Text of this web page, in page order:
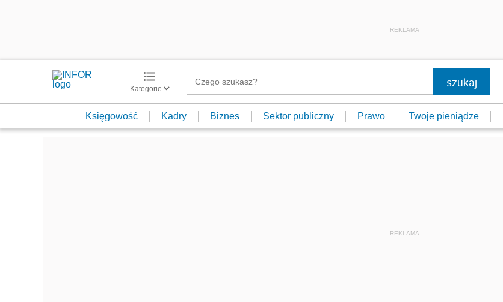
REKLAMA
Kategorie
Księgowość Kadry Biznes Sektor publiczny Prawo Twoje pieniądze